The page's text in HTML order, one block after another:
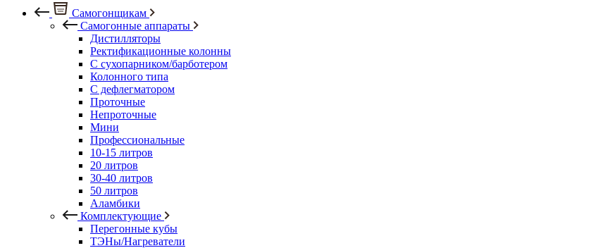
Самогонщикам
Самогонные аппараты
Дистилляторы
Ректификационные колонны
С сухопарником/барботером
Колонного типа
С дефлегматором
Проточные
Непроточные
Мини
Профессиональные
10-15 литров
20 литров
30-40 литров
50 литров
Аламбики
Комплектующие
Перегонные кубы
ТЭНы/Нагреватели